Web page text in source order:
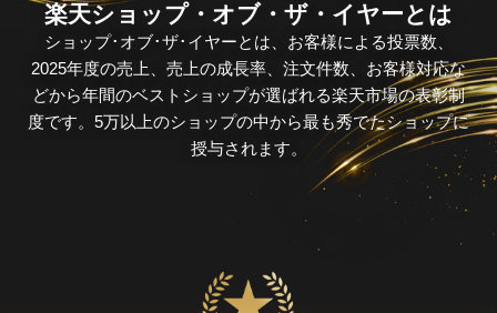
楽天ショップ・オブ・ザ・イヤーとは
ショップ･オブ･ザ･イヤーとは、お客様による投票数、
2025年度の売上、売上の成長率、注文件数、お客様対応な
どから年間のベストショップが選ばれる楽天市場の表彰制
度です。5万以上のショップの中から最も秀でたショップに
授与されます。